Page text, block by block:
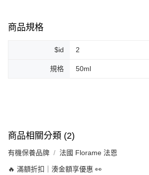
每筆NT$250，滿NT$3,000(含以上)免運費
付款後門市自取
商品規格
$id 2
規格 50ml
商品相關分類 (2)
有機保養品牌 法國 Florame 法恩
🔥 滿額折扣｜湊金額享優惠 👀